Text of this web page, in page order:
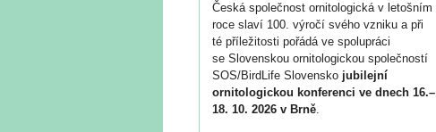
Česká společnost ornitologická v letošním
roce slaví 100. výročí svého vzniku a při
té příležitosti pořádá ve spolupráci
se Slovenskou ornitologickou společností
SOS/BirdLife Slovensko jubilejní
ornitologickou konferenci ve dnech 16.–
18. 10. 2026 v Brně.